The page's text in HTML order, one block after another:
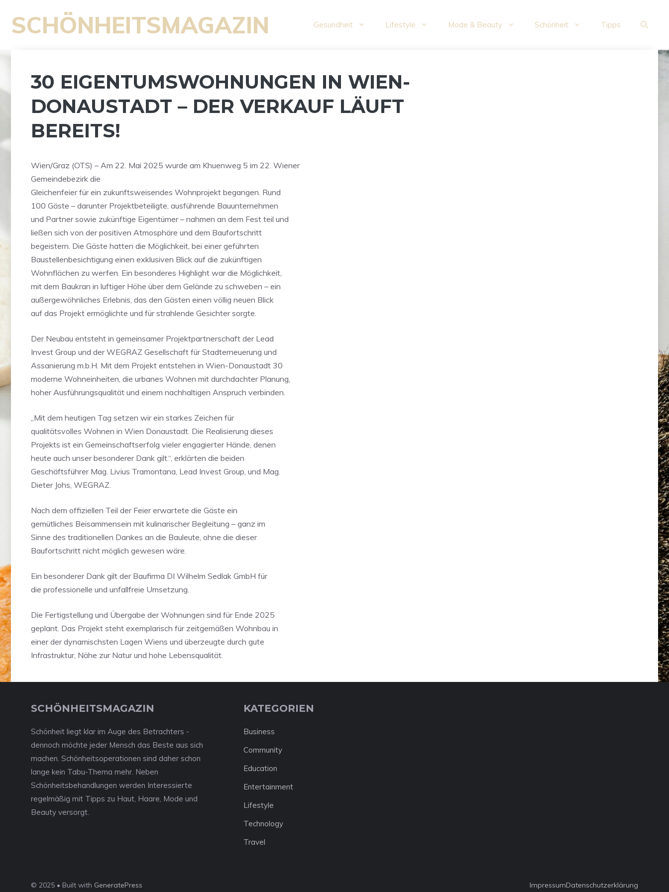
Inhalt
springen
SCHÖNHEITSMAGAZIN Gesundheit Lifestyle Mode & Beauty Schönheit Tipps
30 EIGENTUMSWOHNUNGEN IN WIEN-
DONAUSTADT – DER VERKAUF LÄUFT
BEREITS!
Wien/Graz (OTS) – Am 22. Mai 2025 wurde am Khuenweg 5 im 22. Wiener
Gemeindebezirk die
Gleichenfeier für ein zukunftsweisendes Wohnprojekt begangen. Rund
100 Gäste – darunter Projektbeteiligte, ausführende Bauunternehmen
und Partner sowie zukünftige Eigentümer – nahmen an dem Fest teil und
ließen sich von der positiven Atmosphäre und dem Baufortschritt
begeistern. Die Gäste hatten die Möglichkeit, bei einer geführten
Baustellenbesichtigung einen exklusiven Blick auf die zukünftigen
Wohnflächen zu werfen. Ein besonderes Highlight war die Möglichkeit,
mit dem Baukran in luftiger Höhe über dem Gelände zu schweben – ein
außergewöhnliches Erlebnis, das den Gästen einen völlig neuen Blick
auf das Projekt ermöglichte und für strahlende Gesichter sorgte.
Der Neubau entsteht in gemeinsamer Projektpartnerschaft der Lead
Invest Group und der WEGRAZ Gesellschaft für Stadterneuerung und
Assanierung m.b.H. Mit dem Projekt entstehen in Wien-Donaustadt 30
moderne Wohneinheiten, die urbanes Wohnen mit durchdachter Planung,
hoher Ausführungsqualität und einem nachhaltigen Anspruch verbinden.
„Mit dem heutigen Tag setzen wir ein starkes Zeichen für
qualitätsvolles Wohnen in Wien Donaustadt. Die Realisierung dieses
Projekts ist ein Gemeinschaftserfolg vieler engagierter Hände, denen
heute auch unser besonderer Dank gilt.“, erklärten die beiden
Geschäftsführer Mag. Livius Tramontana, Lead Invest Group, und Mag.
Dieter Johs, WEGRAZ.
Nach dem offiziellen Teil der Feier erwartete die Gäste ein
gemütliches Beisammensein mit kulinarischer Begleitung – ganz im
Sinne des traditionellen Dankes an die Bauleute, ohne die dieser
Baufortschritt nicht möglich gewesen wäre.
Ein besonderer Dank gilt der Baufirma DI Wilhelm Sedlak GmbH für
die professionelle und unfallfreie Umsetzung.
Die Fertigstellung und Übergabe der Wohnungen sind für Ende 2025
geplant. Das Projekt steht exemplarisch für zeitgemäßen Wohnbau in
einer der dynamischsten Lagen Wiens und überzeugte durch gute
Infrastruktur, Nähe zur Natur und hohe Lebensqualität.
SCHÖNHEITSMAGAZIN
Schönheit liegt klar im Auge des Betrachters -
dennoch möchte jeder Mensch das Beste aus sich
machen. Schönheitsoperationen sind daher schon
lange kein Tabu-Thema mehr. Neben
Schönheitsbehandlungen werden Interessierte
regelmäßig mit Tipps zu Haut, Haare, Mode und
Beauty versorgt.
KATEGORIEN
Business
Community
Education
Entertainment
Lifestyle
Technology
Travel
© 2025 • Built with GeneratePress ImpressumDatenschutzerklärung